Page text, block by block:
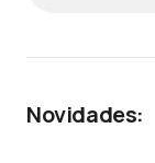
Novidades: